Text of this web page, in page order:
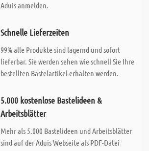
Aduis anmelden.
Schnelle Lieferzeiten
99% alle Produkte sind lagernd und sofort
lieferbar. Sie werden sehen wie schnell Sie Ihre
bestellten Bastelartikel erhalten werden.
5.000 kostenlose Bastelideen &
Arbeitsblätter
Mehr als 5.000 Bastelideen und Arbeitsblätter
sind auf der Aduis Webseite als PDF-Datei